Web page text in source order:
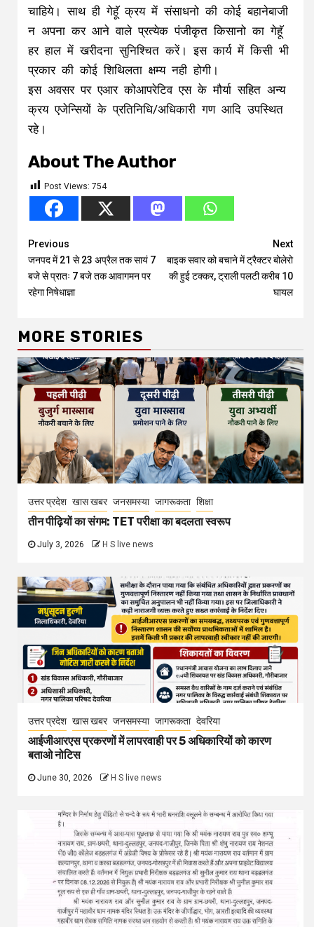
चाहिये। साथ ही गेहूॅ क्रय में संसाधनो की कोई बहानेबाजी
न अपना कर आने वाले प्रत्येक पंजीकृत किसानो का गेहूॅ
हर हाल में खरीदना सुनिश्चित करें। इस कार्य में किसी भी
प्रकार की कोई शिथिलता क्षम्य नही होगी।
इस अवसर पर एआर कोआपरेटिव एस के मौर्या सहित अन्य
क्रय एजेन्सियों के प्रतिनिधि/अधिकारी गण आदि उपस्थित
रहे।
About The Author
Post Views: 754
Continue
Reading
Previous
जनपद में 21 से 23 अप्रैल तक सायं 7
बजे से प्रातः 7 बजे तक आवागमन पर
रहेगा निषेधाज्ञा
Next
बाइक सवार को बचाने में ट्रैक्टर बोलेरो
की हुई टक्कर, ट्राली पलटी करीब 10
घायल
MORE STORIES
उत्तर प्रदेश खास खबर जनसमस्या जागरूकता शिक्षा
तीन पीढ़ियों का संगम: TET परीक्षा का बदलता स्वरूप
July 3, 2026 H S live news
उत्तर प्रदेश खास खबर जनसमस्या जागरूकता देवरिया
आईजीआरएस प्रकरणों में लापरवाही पर 5 अधिकारियों को कारण
बताओ नोटिस
June 30, 2026 H S live news